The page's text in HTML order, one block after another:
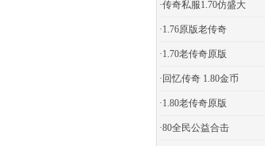
·传奇私服1.70仿盛大
·1.76原版老传奇
·1.70老传奇原版
· 回忆传奇 1.80金币
·1.80老传奇原版
·80全民公益合击